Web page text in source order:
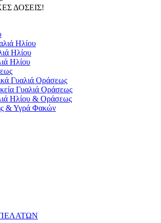
ΔΟΣΕΙΣ!
Ηλίου
Ηλίου
Ηλίου
Γυαλιά Οράσεως
Γυαλιά Οράσεως
Ηλίου & Οράσεως
& Υγρά Φακών